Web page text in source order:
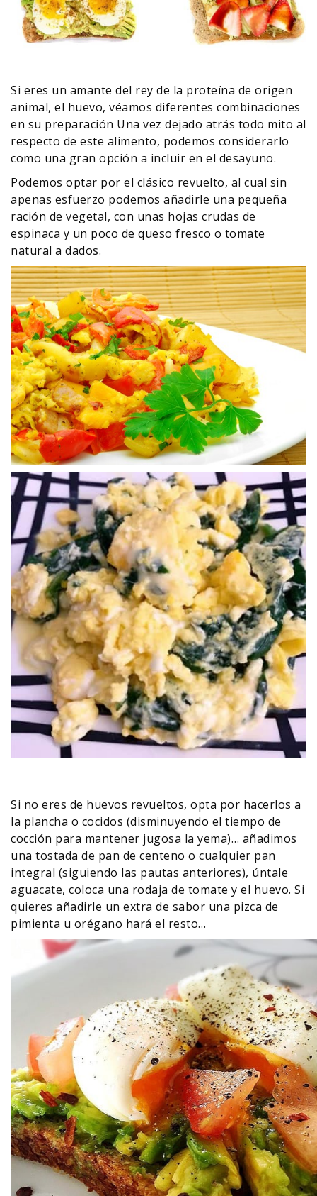
Si eres un amante del rey de la proteína de origen
animal, el huevo, véamos diferentes combinaciones
en su preparación Una vez dejado atrás todo mito al
respecto de este alimento, podemos considerarlo
como una gran opción a incluir en el desayuno.
Podemos optar por el clásico revuelto, al cual sin
apenas esfuerzo podemos añadirle una pequeña
ración de vegetal, con unas hojas crudas de
espinaca y un poco de queso fresco o tomate
natural a dados.
Si no eres de huevos revueltos, opta por hacerlos a
la plancha o cocidos (disminuyendo el tiempo de
cocción para mantener jugosa la yema)… añadimos
una tostada de pan de centeno o cualquier pan
integral (siguiendo las pautas anteriores), úntale
aguacate, coloca una rodaja de tomate y el huevo. Si
quieres añadirle un extra de sabor una pizca de
pimienta u orégano hará el resto…